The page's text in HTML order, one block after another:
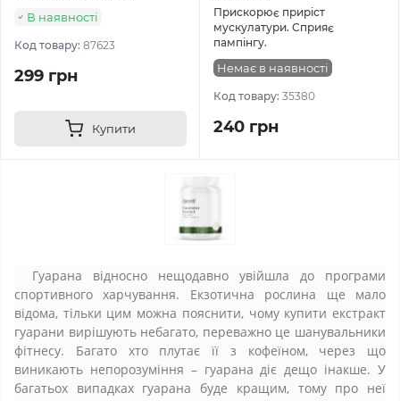
В наявності
Код товару: 87623
299 грн
Купити
Прискорює приріст
мускулатури. Сприяє
пампінгу.
Немає в наявності
Код товару: 35380
240 грн
Гуарана відносно нещодавно увійшла до програми
спортивного харчування. Екзотична рослина ще мало
відома, тільки цим можна пояснити, чому купити екстракт
гуарани вирішують небагато, переважно це шанувальники
фітнесу. Багато хто плутає її з кофеїном, через що
виникають непорозуміння – гуарана діє дещо інакше. У
багатьох випадках гуарана буде кращим, тому про неї